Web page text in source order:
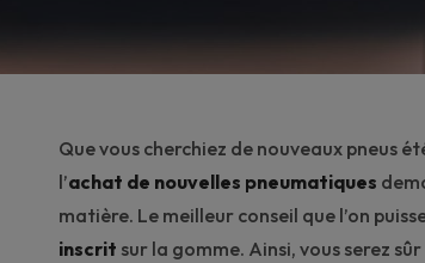
Que vous cherchiez de nouveaux pneus
l’achat de nouvelles pneumatiques
matière. Le meilleur conseil que l’on
inscrit sur la gomme. Ainsi, vous serez